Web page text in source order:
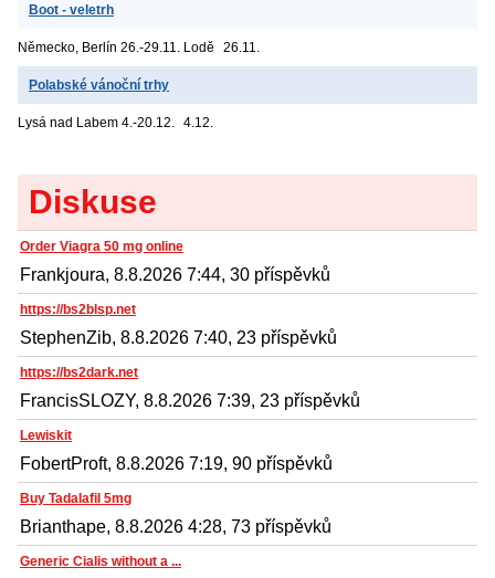
Boot - veletrh
Německo, Berlín 26.-29.11. Lodě 26.11.
Polabské vánoční trhy
Lysá nad Labem 4.-20.12. 4.12.
Diskuse
Order Viagra 50 mg online
Frankjoura, 8.8.2026 7:44, 30 příspěvků
https://bs2blsp.net
StephenZib, 8.8.2026 7:40, 23 příspěvků
https://bs2dark.net
FrancisSLOZY, 8.8.2026 7:39, 23 příspěvků
Lewiskit
FobertProft, 8.8.2026 7:19, 90 příspěvků
Buy Tadalafil 5mg
Brianthape, 8.8.2026 4:28, 73 příspěvků
Generic Cialis without a ...